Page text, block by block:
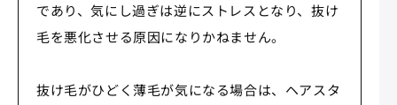
であり、気にし過ぎは逆にストレスとなり、抜け
毛を悪化させる原因になりかねません。
抜け毛がひどく薄毛が気になる場合は、ヘアスタ